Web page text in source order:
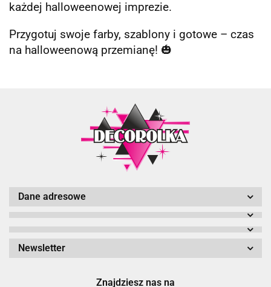
każdej halloweenowej imprezie.
Przygotuj swoje farby, szablony i gotowe – czas
na halloweenową przemianę! 🎃
Dane adresowe
Newsletter
Znajdziesz nas na